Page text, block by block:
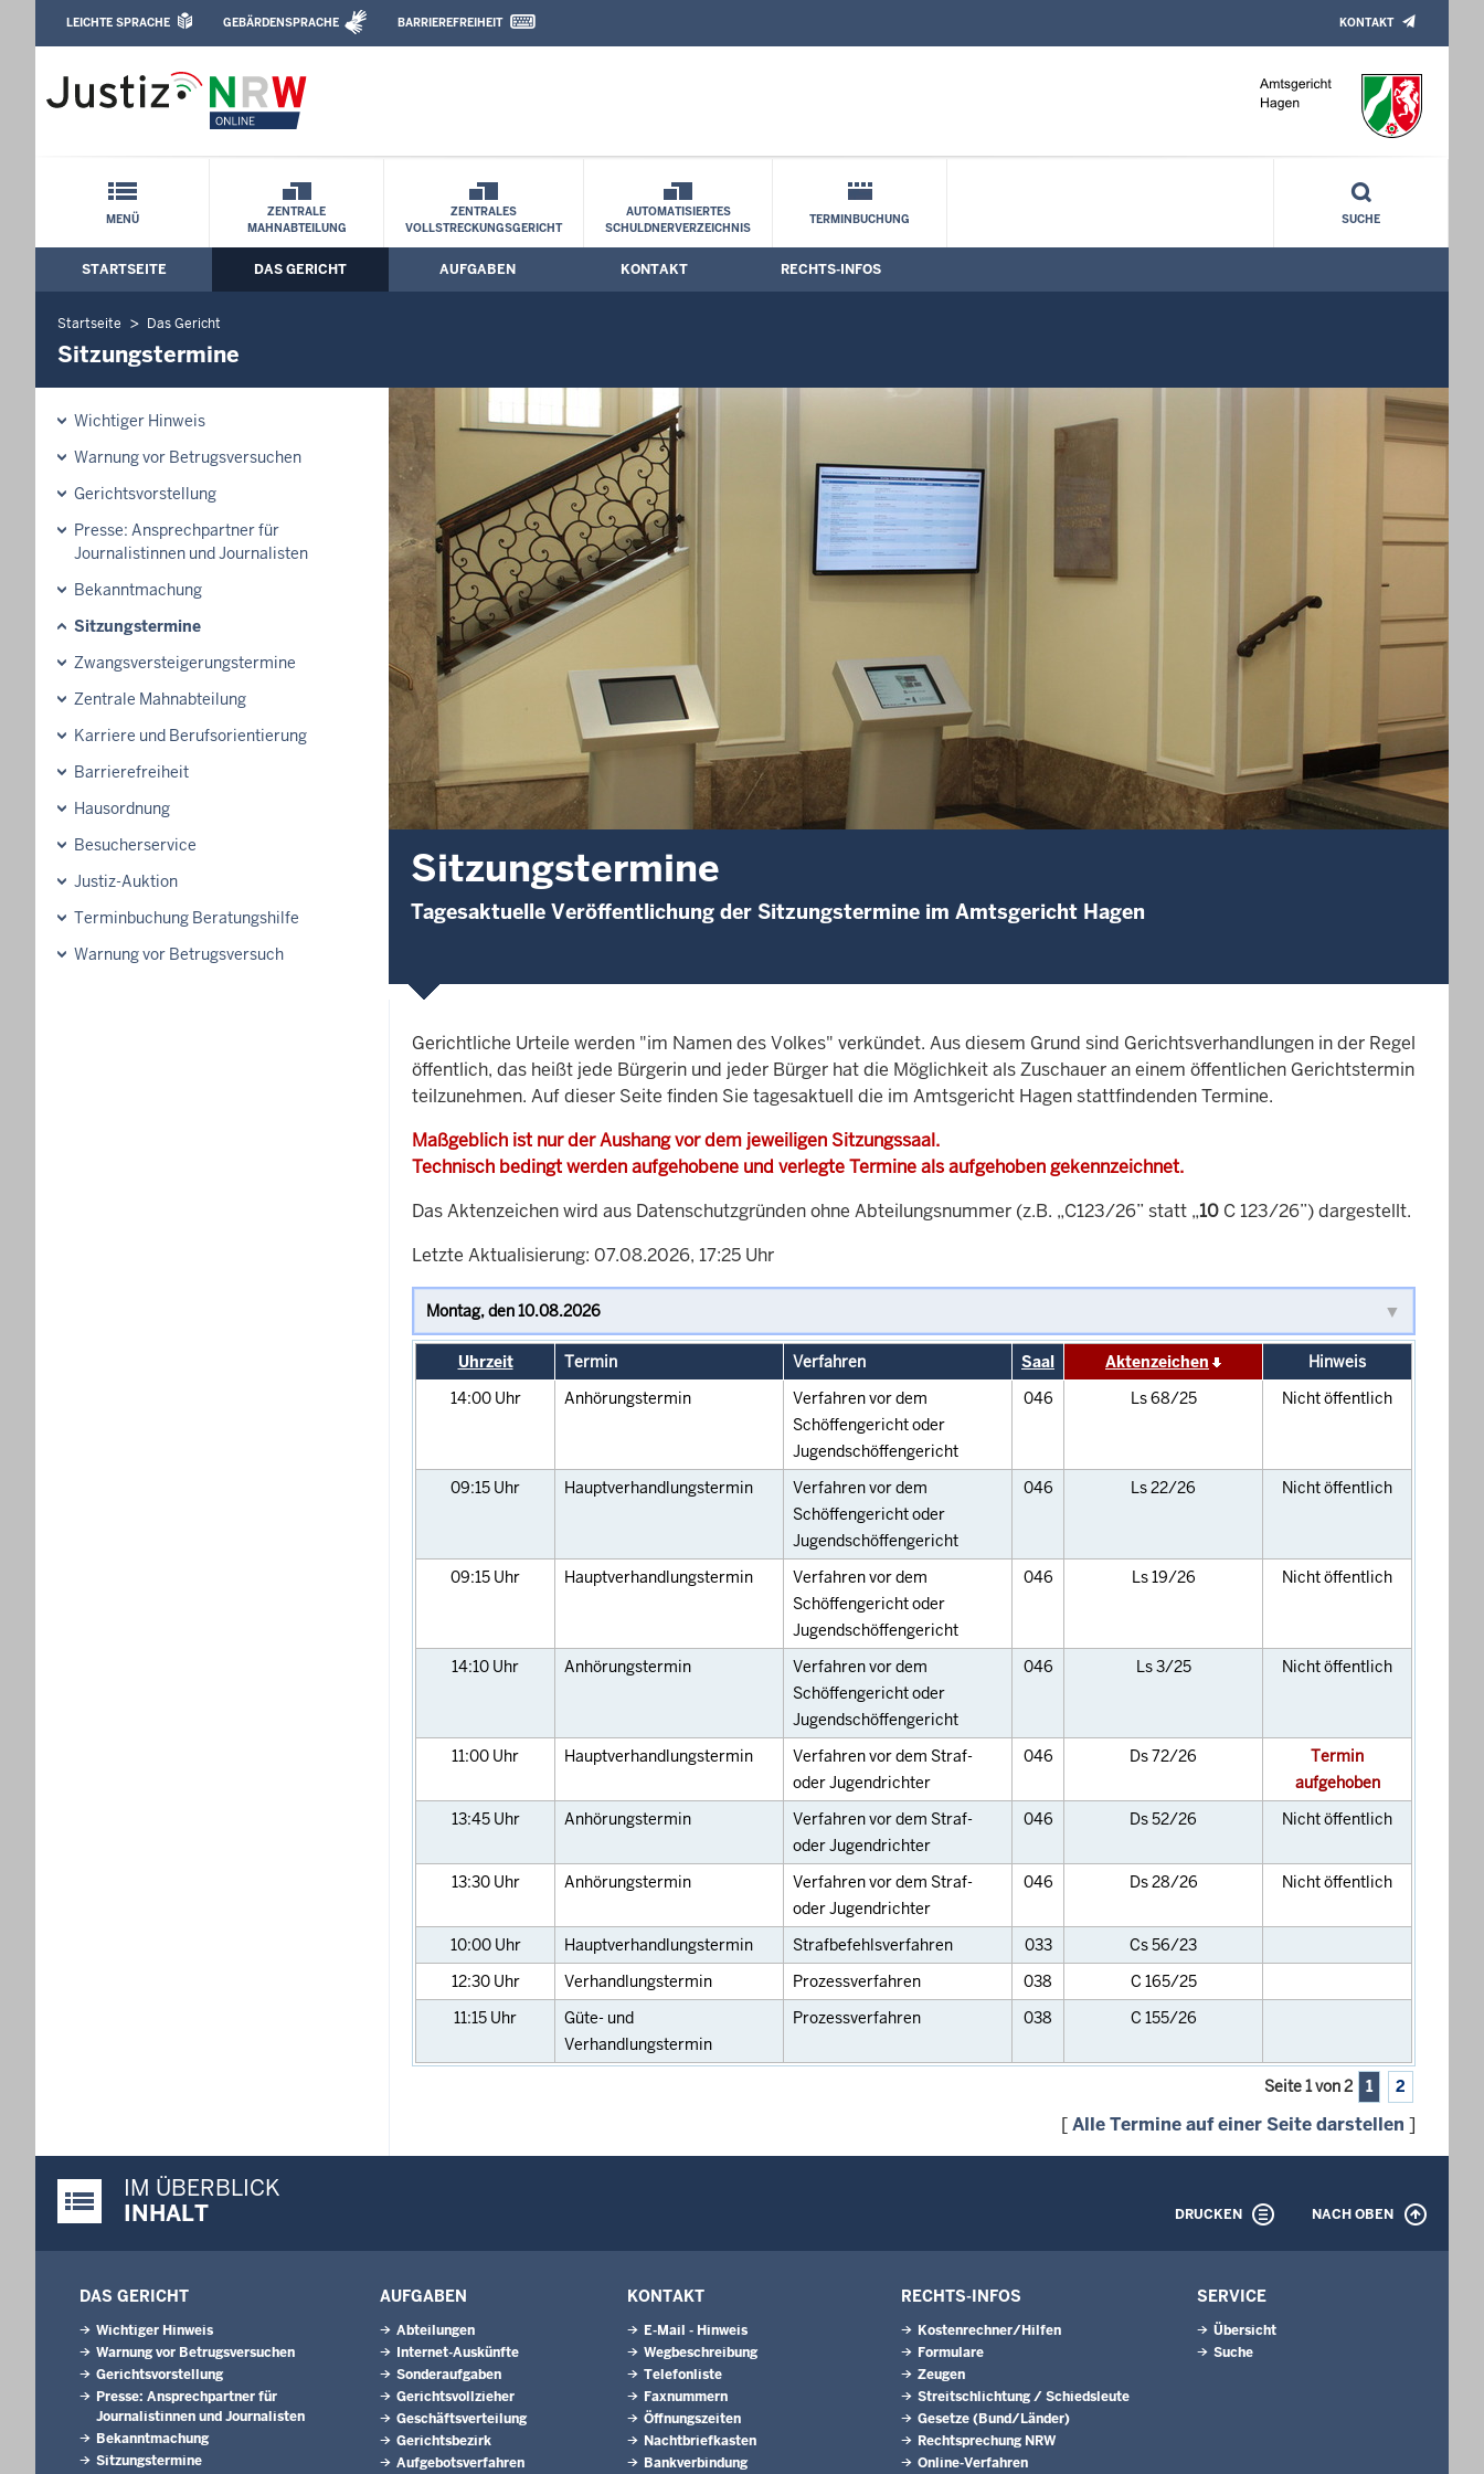
Amtsgericht Hagen: Sitzungstermine
Leichte Sprache, Gebärdensprachenvideo und Kontaktformular
LEICHTE SPRACHE GEBÄRDENSPRACHE BARRIEREFREIHEIT KONTAKT
Schnellnavigation mit Volltext-Suche
MENÜ
ZENTRALE
MAHNABTEILUNG
ZENTRALES
VOLLSTRECKUNGSGERICHT
AUTOMATISIERTES
SCHULDNERVERZEICHNIS
TERMINBUCHUNG SUCHE
Hauptmenü: Hauptnavigation
STARTSEITE DAS GERICHT AUFGABEN KONTAKT RECHTS-INFOS
Startseite Das Gericht
Sitzungstermine
Wichtiger Hinweis
Warnung vor Betrugsversuchen
Gerichtsvorstellung
Presse: Ansprechpartner für
Journalistinnen und Journalisten
Bekanntmachung
Sitzungstermine
Zwangsversteigerungs­termine
Zentrale Mahnabteilung
Karriere und Berufsorientierung
Barrierefreiheit
Hausordnung
Besucherservice
Justiz-Auktion
Terminbuchung Beratungshilfe
Warnung vor Betrugsversuch
Sitzungstermine
Tagesaktuelle Veröffentlichung der Sitzungstermine im Amtsgericht Hagen
Gerichtliche Urteile werden "im Namen des Volkes" verkündet. Aus diesem Grund sind Gerichtsverhandlungen in der Regel
öffentlich, das heißt jede Bürgerin und jeder Bürger hat die Möglichkeit als Zuschauer an einem öffentlichen Gerichtstermin
teilzunehmen. Auf dieser Seite finden Sie tagesaktuell die im Amtsgericht Hagen stattfindenden Termine.
Maßgeblich ist nur der Aushang vor dem jeweiligen Sitzungssaal.
Technisch bedingt werden aufgehobene und verlegte Termine als aufgehoben gekennzeichnet.
Das Aktenzeichen wird aus Datenschutzgründen ohne Abteilungsnummer (z.B. „C123/26” statt „10 C 123/26”) dargestellt.
Letzte Aktualisierung: 07.08.2026, 17:25 Uhr
Uhrzeit Termin Verfahren Saal Aktenzeichen
Hinweis
14:00 Uhr Anhörungstermin
Verfahren vor dem
Schöffengericht oder
Jugendschöffengericht
046 Ls 68/25 Nicht öffentlich
09:15 Uhr Hauptverhandlungstermin
Verfahren vor dem
Schöffengericht oder
Jugendschöffengericht
046 Ls 22/26 Nicht öffentlich
09:15 Uhr Hauptverhandlungstermin
Verfahren vor dem
Schöffengericht oder
Jugendschöffengericht
046 Ls 19/26 Nicht öffentlich
14:10 Uhr Anhörungstermin
Verfahren vor dem
Schöffengericht oder
Jugendschöffengericht
046 Ls 3/25 Nicht öffentlich
11:00 Uhr Hauptverhandlungstermin
Verfahren vor dem Straf-
oder Jugendrichter
046 Ds 72/26
Termin
aufgehoben
13:45 Uhr Anhörungstermin
Verfahren vor dem Straf-
oder Jugendrichter
046 Ds 52/26 Nicht öffentlich
13:30 Uhr Anhörungstermin
Verfahren vor dem Straf-
oder Jugendrichter
046 Ds 28/26 Nicht öffentlich
10:00 Uhr Hauptverhandlungstermin Strafbefehlsverfahren 033
Cs 56/23
12:30 Uhr Verhandlungstermin Prozessverfahren 038
C 165/25
11:15 Uhr
Güte- und
Verhandlungstermin
Prozessverfahren 038 C 155/26
Seite 1 von 2 1 2
[Alle Termine auf einer Seite darstellen ]
Justiz-Portal im Überblick:
IM ÜBERBLICK
INHALT
DRUCKEN NACH OBEN
DAS GERICHT
Wichtiger Hinweis
Warnung vor Betrugsversuchen
Gerichtsvorstellung
Presse: Ansprechpartner für
Journalistinnen und Journalisten
Bekanntmachung
Sitzungstermine
AUFGABEN
Abteilungen
Internet-Auskünfte
Sonderaufgaben
Gerichtsvollzieher
Geschäftsverteilung
Gerichtsbezirk
Aufgebotsverfahren
KONTAKT
E-Mail - Hinweis
Wegbeschreibung
Telefonliste
Faxnummern
Öffnungszeiten
Nachtbriefkasten
Bankverbindung
RECHTS-INFOS
Kostenrechner/Hilfen
Formulare
Zeugen
Streitschlichtung / Schiedsleute
Gesetze (Bund/Länder)
Rechtsprechung NRW
Online-Verfahren
SERVICE
Übersicht
Suche